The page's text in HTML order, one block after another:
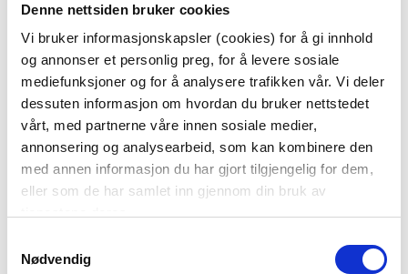
Denne nettsiden bruker cookies
Vi bruker informasjonskapsler (cookies) for å gi innhold
og annonser et personlig preg, for å levere sosiale
mediefunksjoner og for å analysere trafikken vår. Vi deler
dessuten informasjon om hvordan du bruker nettstedet
vårt, med partnerne våre innen sosiale medier,
annonsering og analysearbeid, som kan kombinere den
med annen informasjon du har gjort tilgjengelig for dem,
eller som de har samlet inn gjennom din bruk av
Nødvendig
Før 999,00
Vis valg